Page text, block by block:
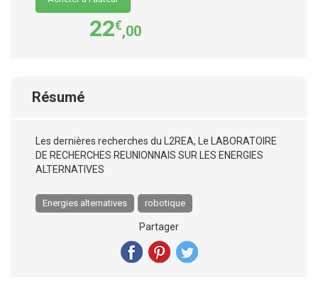
22€,00
Résumé
Les dernières recherches du L2REA, Le LABORATOIRE
DE RECHERCHES REUNIONNAIS SUR LES ENERGIES
ALTERNATIVES
Energies alternatives robotique
Partager